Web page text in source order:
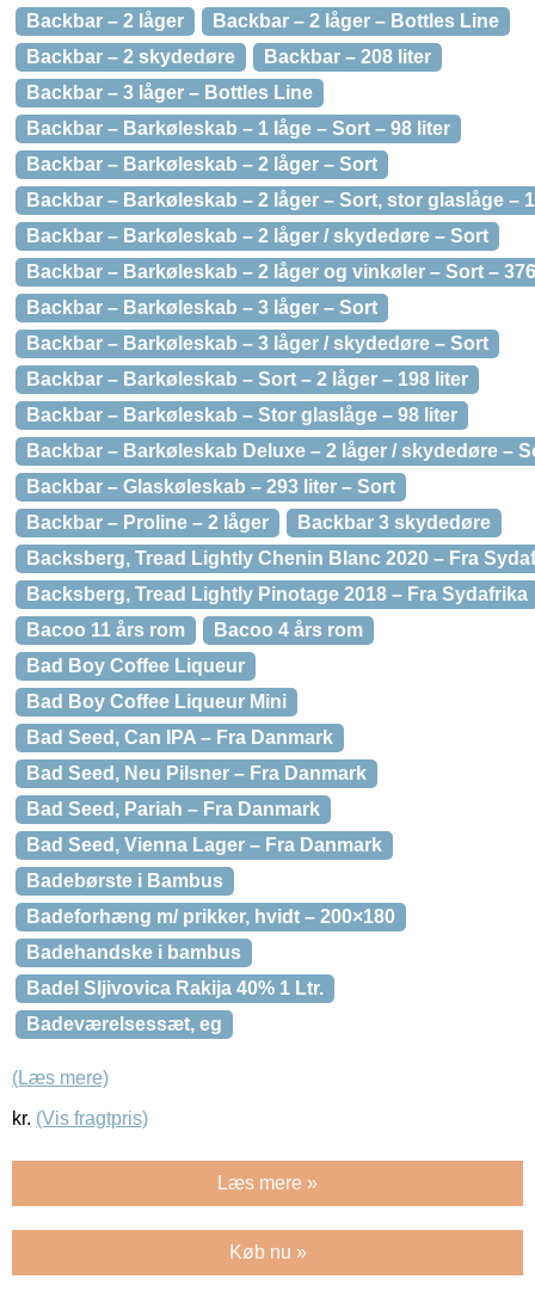
Backbar – 2 låger
Backbar – 2 låger – Bottles Line
Backbar – 2 skydedøre
Backbar – 208 liter
Backbar – 3 låger – Bottles Line
Backbar – Barkøleskab – 1 låge – Sort – 98 liter
Backbar – Barkøleskab – 2 låger – Sort
Backbar – Barkøleskab – 2 låger – Sort, stor glaslåge –
Backbar – Barkøleskab – 2 låger / skydedøre – Sort
Backbar – Barkøleskab – 2 låger og vinkøler – Sort –
Backbar – Barkøleskab – 3 låger – Sort
Backbar – Barkøleskab – 3 låger / skydedøre – Sort
Backbar – Barkøleskab – Sort – 2 låger – 198 liter
Backbar – Barkøleskab – Stor glaslåge – 98 liter
Backbar – Barkøleskab Deluxe – 2 låger / skydedøre –
Backbar – Glaskøleskab – 293 liter – Sort
Backbar – Proline – 2 låger
Backbar 3 skydedøre
Backsberg, Tread Lightly Chenin Blanc 2020 – Fra
Backsberg, Tread Lightly Pinotage 2018 – Fra Sydafrika
Bacoo 11 års rom
Bacoo 4 års rom
Bad Boy Coffee Liqueur
Bad Boy Coffee Liqueur Mini
Bad Seed, Can IPA – Fra Danmark
Bad Seed, Neu Pilsner – Fra Danmark
Bad Seed, Pariah – Fra Danmark
Bad Seed, Vienna Lager – Fra Danmark
Badebørste i Bambus
Badeforhæng m/ prikker, hvidt – 200×180
Badehandske i bambus
Badel Sljivovica Rakija 40% 1 Ltr.
Badeværelsessæt, eg
(Læs mere)
kr. (Vis fragtpris)
Læs mere »
Køb nu »